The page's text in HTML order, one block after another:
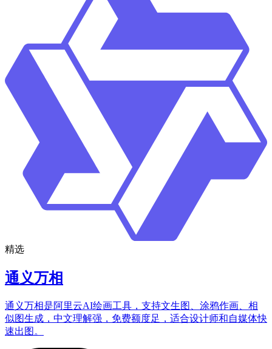
精选
通义万相
通义万相是阿里云AI绘画工具，支持文生图、涂鸦作画、相
似图生成，中文理解强，免费额度足，适合设计师和自媒体快
速出图。